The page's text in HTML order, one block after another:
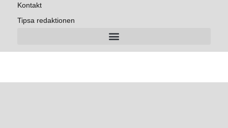
Kontakt
Tipsa redaktionen